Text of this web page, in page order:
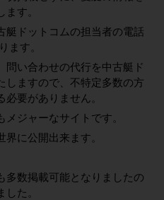
す。
艇ドットコムの担当者の電話
ます。
問い合わせの代行を中古艇ド
しますので、不特定多数の方
要がありません。
ジャーなサイトです。
に公開出来ます。
多数掲載可能となりましたの
た。